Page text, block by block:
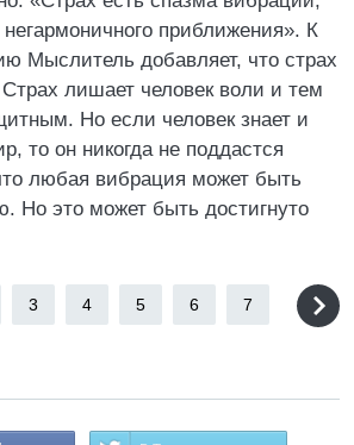
приближения». К
Мыслитель добавляет, что страх
лишает человек воли и тем
Но если человек знает и
то он никогда не поддастся
любая вибрация может быть
Но это может быть достигнуто
3 4 5 6 7